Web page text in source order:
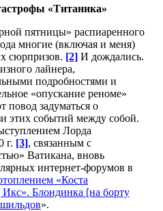
«Титаника»
пятницы» распиаренного
многие (включая и меня)
сюрпризов. [2] И дождались.
лайнера,
подробностями и
«опускание реноме»
повод задуматься о
этих событий между собой.
Лорда
г. [3], связанным с
Ватикана, вновь
интернет-форумов в
«Коста
Блондинка [на борту
».